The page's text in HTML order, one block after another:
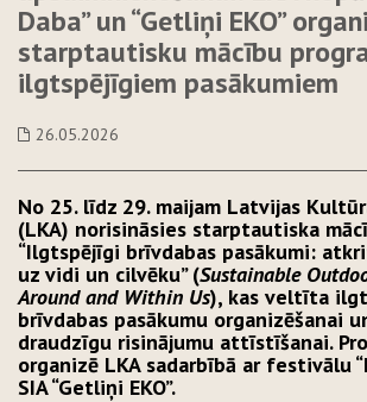
Daba” un “Getliņi EKO”
starptautisku mācību
ilgtspējīgiem pasākumiem
26.05.2026
No 25. līdz 29. maijam Latvijas
(LKA) norisināsies starptautiska
“Ilgtspējīgi brīvdabas pasākumi:
uz vidi un cilvēku” (Sustainable
Around and Within Us), kas veltīta
brīvdabas pasākumu organizēšanai
draudzīgu risinājumu attīstīšanai.
organizē LKA sadarbībā ar festivālu
SIA “Getliņi EKO”.